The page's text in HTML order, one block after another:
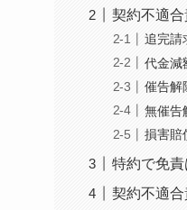
契約不適
追完請
代金減
催告解
無催告
損害賠
特約で免
契約不適